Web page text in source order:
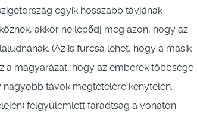
egyik hosszabb távjának
akkor ne lepődj meg azon, hogy az
(Az is furcsa lehet, hogy a másik
a magyarázat, hogy az emberek többsége
távok megtételére kénytelen.
felgyülemlett fáradtság a vonaton